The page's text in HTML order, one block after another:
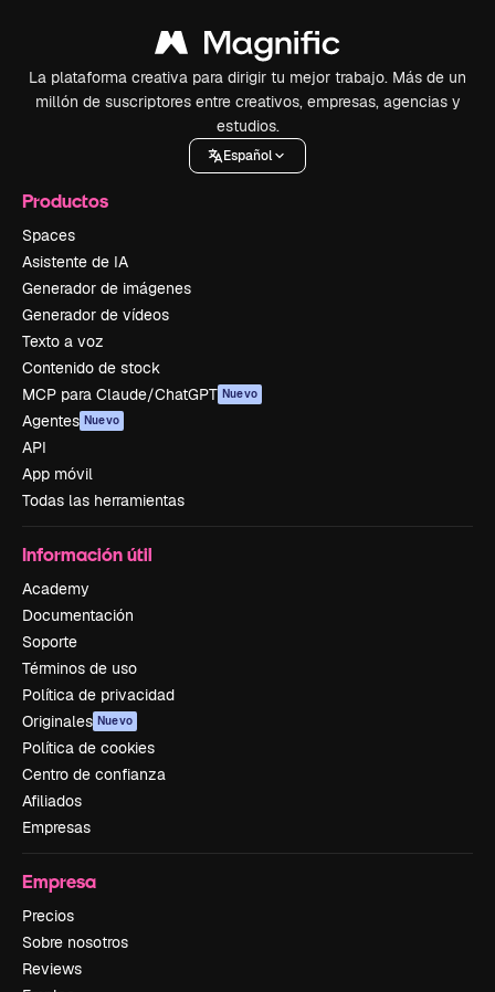
La plataforma creativa para dirigir tu mejor trabajo. Más de un
millón de suscriptores entre creativos, empresas, agencias y
estudios.
Español
Productos
Spaces
Asistente de IA
Generador de imágenes
Generador de vídeos
Texto a voz
Contenido de stock
MCP para Claude/ChatGPT Nuevo
Agentes Nuevo
API
App móvil
Todas las herramientas
Información útil
Academy
Documentación
Soporte
Términos de uso
Política de privacidad
Originales Nuevo
Política de cookies
Centro de confianza
Afiliados
Empresas
Empresa
Precios
Sobre nosotros
Reviews